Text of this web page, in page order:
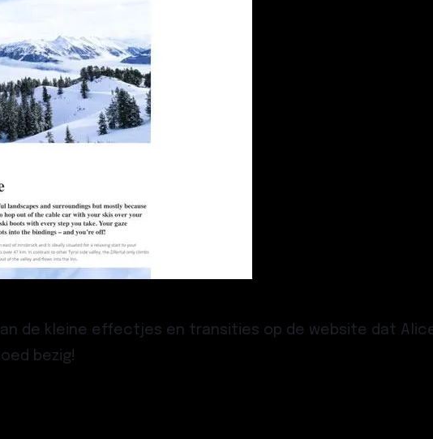
de kleine effectjes en transities op de website dat
bezig!